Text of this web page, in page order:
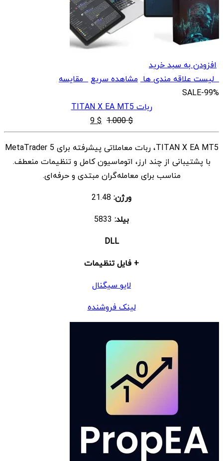
افزودن به سبد خرید
لیست علاقه مندی ها مشاهده سریعمقایسه
SALE-99%
ربات TITAN X EA MT5
$
1.000
قیمت
اصلی
$ 1.000
بود.
$
9 قیمت
فعلی
$ 9
است.
TITAN X EA MT5، ربات معاملاتی پیشرفته برای MetaTrader 5
با پشتیبانی از چند ارز، اتوماسیون کامل و تنظیمات منعطف.
مناسب برای معامله‌گران مبتدی و حرفه‌ای.
ورژن:
بیلد:
DLL
+ فایل تنظیمات
لایو سیگنال
لینک فروشنده